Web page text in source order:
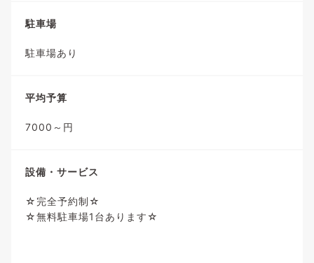
駐車場
駐車場あり
平均予算
7000～円
設備・サービス
☆完全予約制☆
☆無料駐車場1台あります☆